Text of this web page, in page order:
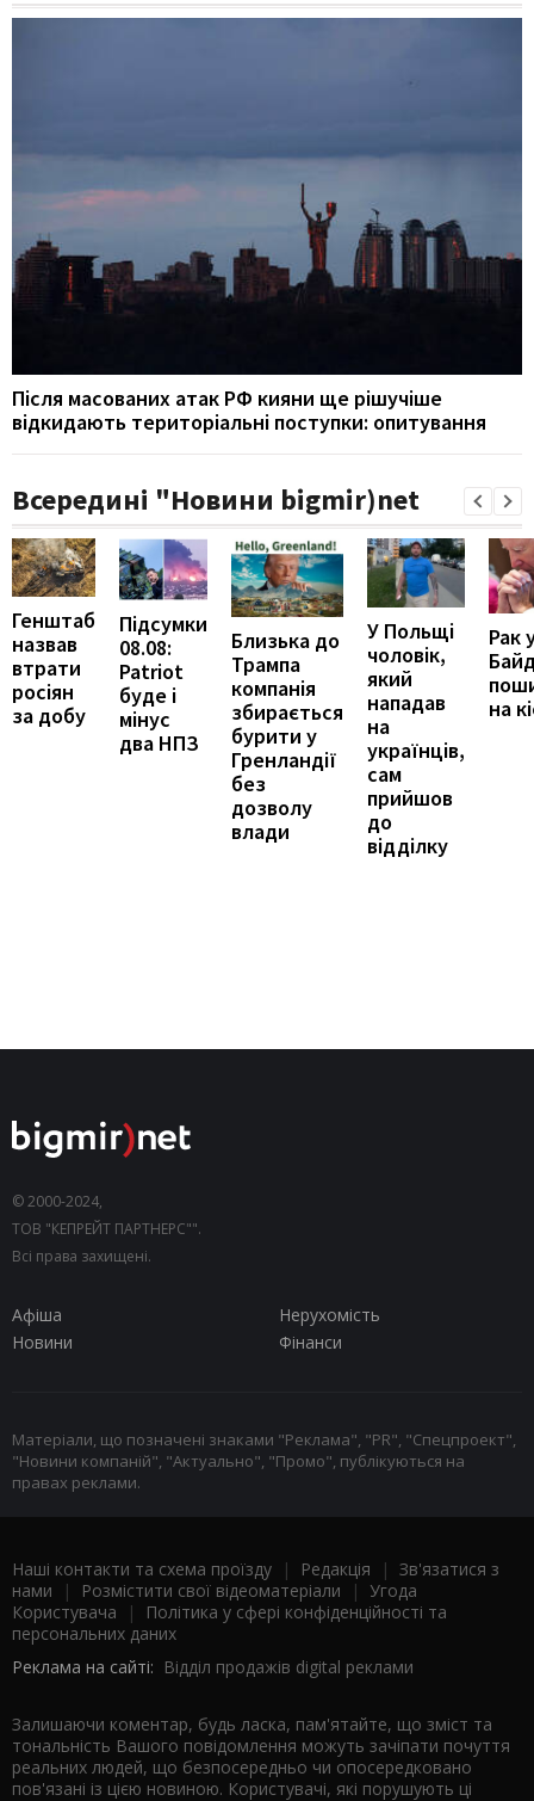
Після масованих атак РФ кияни ще рішучіше
відкидають територіальні поступки: опитування
Всередині "Новини bigmir)net
Генштаб
назвав
втрати
росіян
за добу
Підсумки
08.08:
Patriot
буде і
мінус
два НПЗ
Близька до
Трампа
компанія
збирається
бурити у
Гренландії
без
дозволу
влади
У Польщі
чоловік,
який
нападав
на
українців,
сам
прийшов
до
відділку
Рак
на
© 2000-2024,
ТОВ "КЕПРЕЙТ ПАРТНЕРС"".
Всі права захищені.
Афіша
Нерухомість
Новини
Фінанси
Матеріали, що позначені знаками "Реклама", "PR", "Спецпроект",
"Новини компаній", "Актуально", "Промо", публікуються на
правах реклами.
Наші контакти та схема проїзду | Редакція | Зв'язатися з
нами | Розмістити свої відеоматеріали | Угода
Користувача |
Політика у сфері конфіденційності та
персональних даних
Реклама на сайті: Відділ продажів digital реклами
Залишаючи коментар, будь ласка, пам'ятайте, що зміст та
тональність Вашого повідомлення можуть зачіпати почуття
реальних людей, що безпосередньо чи опосередковано
пов'язані із цією новиною. Користувачі, які порушують ці